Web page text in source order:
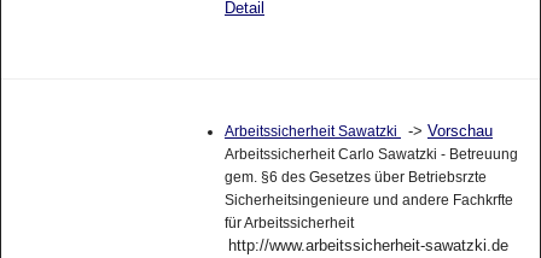
Detail
Arbeitssicherheit Sawatzki -> Vorschau
Arbeitssicherheit Carlo Sawatzki - Betreuung
gem. §6 des Gesetzes über Betriebsrzte
Sicherheitsingenieure und andere Fachkrfte
für Arbeitssicherheit
http://www.arbeitssicherheit-sawatzki.de